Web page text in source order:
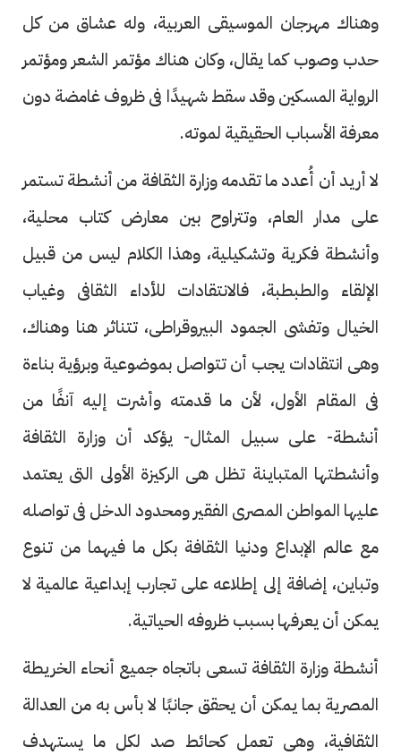
وهناك مهرجان الموسيقى العربية، وله عشاق من كل
حدب وصوب كما يقال، وكان هناك مؤتمر الشعر ومؤتمر
الرواية المسكين وقد سقط شهيدًا فى ظروف غامضة دون
معرفة الأسباب الحقيقية لموته.
لا أريد أن أُعدد ما تقدمه وزارة الثقافة من أنشطة تستمر
على مدار العام، وتتراوح بين معارض كتاب محلية،
وأنشطة فكرية وتشكيلية، وهذا الكلام ليس من قبيل
الإلقاء والطبطبة، فالانتقادات للأداء الثقافى وغياب
الخيال وتفشى الجمود البيروقراطى، تتناثر هنا وهناك،
وهى انتقادات يجب أن تتواصل بموضوعية وبرؤية بناءة
فى المقام الأول، لأن ما قدمته وأشرت إليه آنفًا من
أنشطة- على سبيل المثال- يؤكد أن وزارة الثقافة
وأنشطتها المتباينة تظل هى الركيزة الأولى التى يعتمد
عليها المواطن المصرى الفقير ومحدود الدخل فى تواصله
مع عالم الإبداع ودنيا الثقافة بكل ما فيهما من تنوع
وتباين، إضافة إلى إطلاعه على تجارب إبداعية عالمية لا
يمكن أن يعرفها بسبب ظروفه الحياتية.
أنشطة وزارة الثقافة تسعى باتجاه جميع أنحاء الخريطة
المصرية بما يمكن أن يحقق جانبًا لا بأس به من العدالة
الثقافية، وهى تعمل كحائط صد لكل ما يستهدف